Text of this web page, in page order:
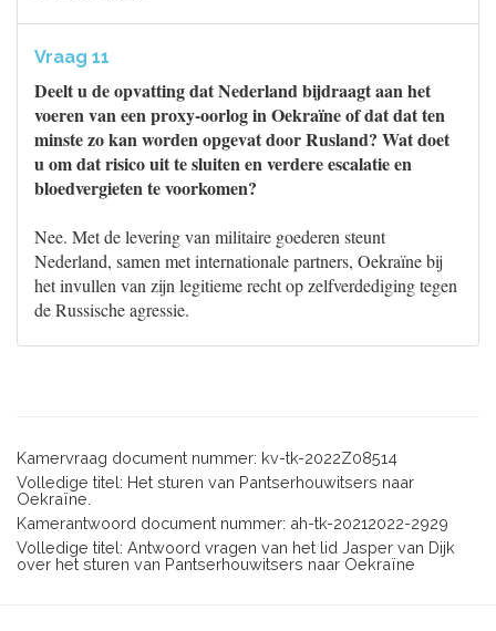
Vraag 11
Deelt u de opvatting dat Nederland bijdraagt aan het
voeren van een proxy-oorlog in Oekraïne of dat dat ten
minste zo kan worden opgevat door Rusland? Wat doet
u om dat risico uit te sluiten en verdere escalatie en
bloedvergieten te voorkomen?
Nee. Met de levering van militaire goederen steunt
Nederland, samen met internationale partners, Oekraïne bij
het invullen van zijn legitieme recht op zelfverdediging tegen
de Russische agressie.
Kamervraag document nummer: kv-tk-2022Z08514
Volledige titel: Het sturen van Pantserhouwitsers naar
Oekraïne.
Kamerantwoord document nummer: ah-tk-20212022-2929
Volledige titel: Antwoord vragen van het lid Jasper van Dijk
over het sturen van Pantserhouwitsers naar Oekraïne